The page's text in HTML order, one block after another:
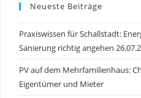
Neueste Beiträge
Praxiswissen für Schallstadt:
Sanierung richtig angehen
PV auf dem Mehrfamilienhaus:
Eigentümer und Mieter